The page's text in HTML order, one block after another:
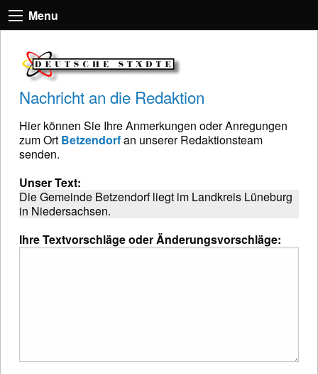
Menu
Nachricht an die Redaktion
Hier können Sie Ihre Anmerkungen oder Anregungen
zum Ort Betzendorfan unserer Redaktionsteam
senden.
Unser Text:
Die Gemeinde Betzendorf liegt im Landkreis Lüneburg
in Niedersachsen.
Ihre Textvorschläge oder Änderungsvorschläge: